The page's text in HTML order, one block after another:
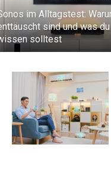
im Alltagstest:
sind und was
solltest